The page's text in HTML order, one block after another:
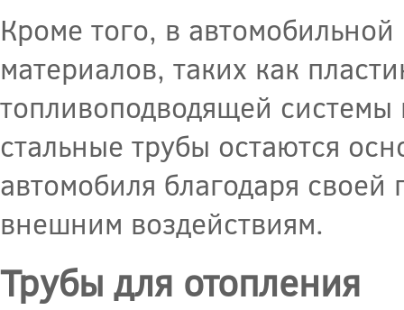
Кроме того, в
материалов, таких как
топливоподводящей
стальные трубы остаются
автомобиля благодаря
внешним воздействиям.
Трубы для отопления